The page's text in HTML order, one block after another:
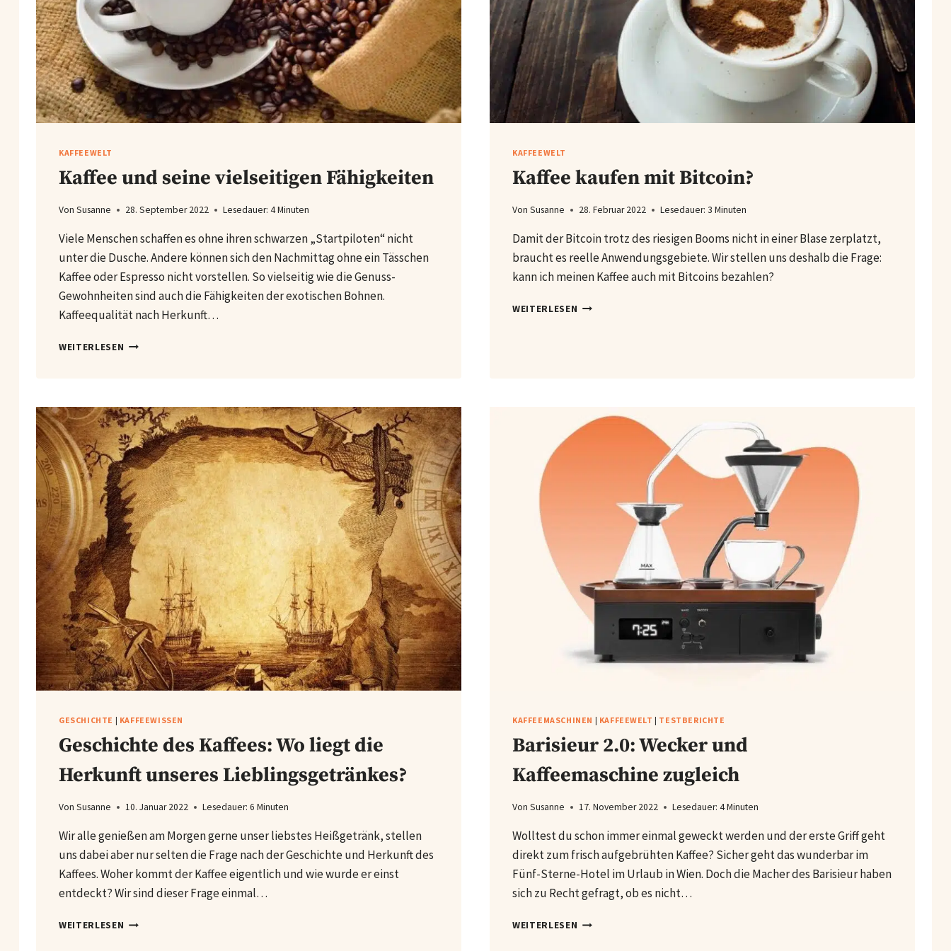
KAFFEEWELT
Kaffee und seine vielseitigen Fähigkeiten
Von Susanne 28. September 2022 Lesedauer: 4Minuten
Viele Menschen schaffen es ohne ihren schwarzen „Startpiloten“ nicht
unter die Dusche. Andere können sich den Nachmittag ohne ein Tässchen
Kaffee oder Espresso nicht vorstellen. So vielseitig wie die Genuss-
Gewohnheiten sind auch die Fähigkeiten der exotischen Bohnen.
Kaffeequalität nach Herkunft…
WEITERLESEN KAFFEE
KAFFEEWELT
Kaffee kaufen mit Bitcoin?
Von Susanne 28. Februar 2022 Lesedauer: 3Minuten
Damit der Bitcoin trotz des riesigen Booms nicht in einer Blase zerplatzt,
braucht es reelle Anwendungsgebiete. Wir stellen uns deshalb die Frage:
kann ich meinen Kaffee auch mit Bitcoins bezahlen?
WEITERLESEN KAFFEE
GESCHICHTE | KAFFEEWISSEN
Geschichte des Kaffees: Wo liegt die
Herkunft unseres Lieblingsgetränkes?
Von Susanne 10. Januar 2022 Lesedauer: 6Minuten
Wir alle genießen am Morgen gerne unser liebstes Heißgetränk, stellen
uns dabei aber nur selten die Frage nach der Geschichte und Herkunft des
Kaffees. Woher kommt der Kaffee eigentlich und wie wurde er einst
entdeckt? Wir sind dieser Frage einmal…
WEITERLESEN GESCHICHTE
KAFFEEMASCHINEN | KAFFEEWELT | TESTBERICHTE
Barisieur 2.0: Wecker und
Kaffeemaschine zugleich
Von Susanne 17. November 2022 Lesedauer: 4Minuten
Wolltest du schon immer einmal geweckt werden und der erste Griff geht
direkt zum frisch aufgebrühten Kaffee? Sicher geht das wunderbar im
Fünf-Sterne-Hotel im Urlaub in Wien. Doch die Macher des Barisieur haben
sich zu Recht gefragt, ob es nicht…
WEITERLESEN BARISIEUR